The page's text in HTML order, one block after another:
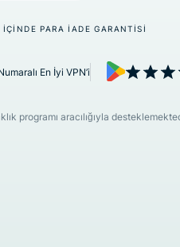
PARA IADE GARANTISI
En İyi VPN’i
programı aracılığıyla